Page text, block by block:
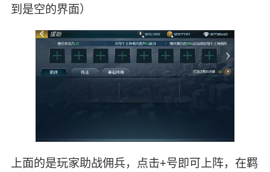
到是空的界面）
上面的是玩家助战佣兵，点击+号即可上阵，在羁